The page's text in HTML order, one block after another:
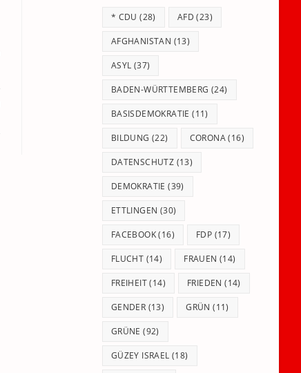
* CDU (28) AFD (23)
AFGHANISTAN (13)
ASYL (37)
BADEN-WÜRTTEMBERG (24)
BASISDEMOKRATIE (11)
BILDUNG (22) CORONA(16)
DATENSCHUTZ (13)
DEMOKRATIE (39)
ETTLINGEN (30)
FACEBOOK(16) FDP (17)
FLUCHT (14) FRAUEN (14)
FREIHEIT(14) FRIEDEN (14)
GENDER (13) GRÜN (11)
GRÜNE (92)
GÜZEY ISRAEL (18)